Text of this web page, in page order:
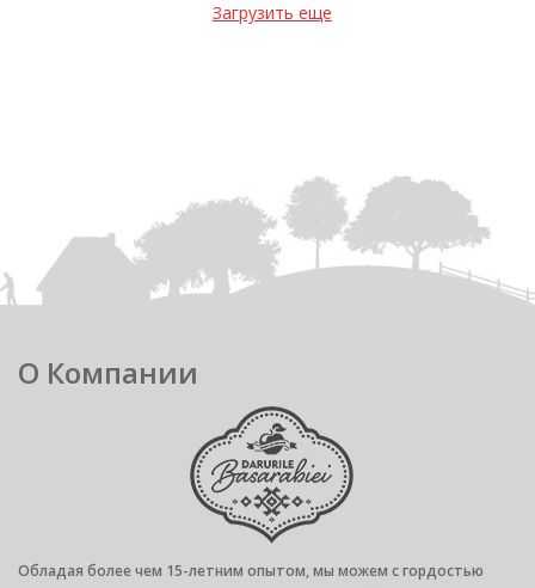
Загрузить еще
О Компании
Обладая более чем 15-летним опытом, мы можем с гордостью